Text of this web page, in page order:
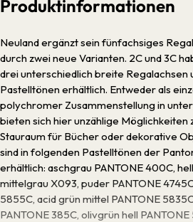
Produktinformationen
Neuland ergänzt sein fünfachsiges
durch zwei neue Varianten. 2C und 3C
drei unterschiedlich breite Regalachsen
Pastelltönen erhältlich. Entweder als
polychromer Zusammenstellung in
bieten sich hier unzählige Möglichkeiten
Stauraum für Bücher oder dekorative
sind in folgenden Pastelltönen der
erhältlich: aschgrau PANTONE 400C,
mittelgrau X093, puder PANTONE
5855C, acid grün mittel PANTONE
PANTONE 385C, olivgrün hell